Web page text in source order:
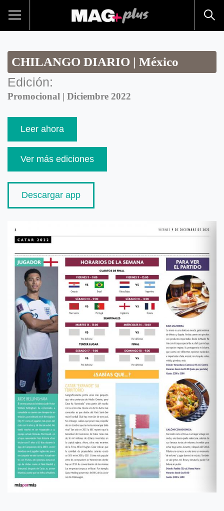
CHILANGO DIARIO | México
Edición:
Promocional | Diciembre 2022
Leer ahora
Ver más ediciones
Descargar app